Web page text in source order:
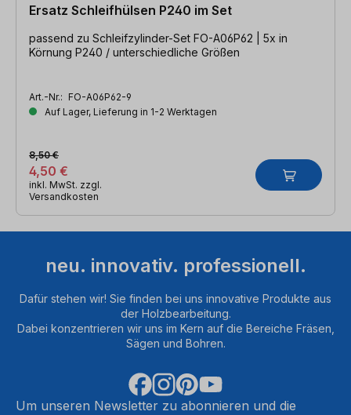
Ersatz Schleifhülsen P240 im Set
passend zu Schleifzylinder-Set FO-A06P62 | 5x in
Körnung P240 / unterschiedliche Größen
Art.-Nr.: FO-A06P62-9
Auf Lager, Lieferung in 1-2 Werktagen
4,50 €
8,50 €
inkl. MwSt. zzgl.
Versandkosten
neu. innovativ. professionell.
Dafür stehen wir! Sie finden bei uns innovative Produkte aus
der Holzbearbeitung.
Dabei konzentrieren wir uns im Kern auf die Bereiche Fräsen,
Sägen und Bohren.
Um unseren Newsletter zu abonnieren und die